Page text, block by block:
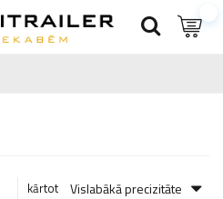
kārtot Vislabākā precizitāte